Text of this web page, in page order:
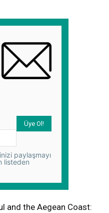
paylaşmayı
listeden
and the Aegean Coast: